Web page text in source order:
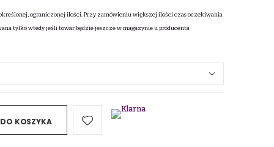
ograniczonej ilości. Przy zamówieniu większej ilości czas oczekiwania
tylko wtedy jeśli towar będzie jeszcze w magazynie u producenta
KOSZYKA